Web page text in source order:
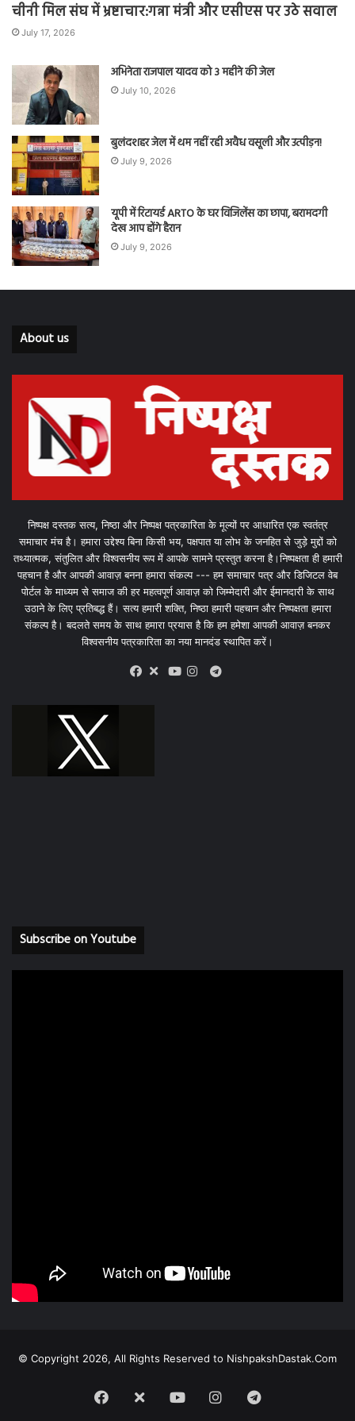
चीनी मिल संघ में भ्रष्टाचार:गन्ना मंत्री और एसीएस पर उठे सवाल
July 17, 2026
अभिनेता राजपाल यादव को 3 महीने की जेल
July 10, 2026
बुलंदशहर जेल में थम नहीं रही अवैध वसूली और उत्पीड़न!
July 9, 2026
यूपी में रिटायर्ड ARTO के घर विजिलेंस का छापा, बरामदगी
देख आप होंगे हैरान
July 9, 2026
About us
निष्पक्ष दस्तक सत्य, निष्ठा और निष्पक्ष पत्रकारिता के मूल्यों पर आधारित एक स्वतंत्र
समाचार मंच है। हमारा उद्देश्य बिना किसी भय, पक्षपात या लोभ के जनहित से जुड़े मुद्दों को
तथ्यात्मक, संतुलित और विश्वसनीय रूप में आपके सामने प्रस्तुत करना है।निष्पक्षता ही हमारी
पहचान है और आपकी आवाज़ बनना हमारा संकल्प --- हम समाचार पत्र और डिजिटल वेब
पोर्टल के माध्यम से समाज की हर महत्वपूर्ण आवाज़ को जिम्मेदारी और ईमानदारी के साथ
उठाने के लिए प्रतिबद्ध हैं। सत्य हमारी शक्ति, निष्ठा हमारी पहचान और निष्पक्षता हमारा
संकल्प है। बदलते समय के साथ हमारा प्रयास है कि हम हमेशा आपकी आवाज़ बनकर
विश्वसनीय पत्रकारिता का नया मानदंड स्थापित करें।
X
Telegram
Subscribe on Youtube
© Copyright 2026, All Rights Reserved to NishpakshDastak.Com
Facebook
X YoutubeInstagramTelegram